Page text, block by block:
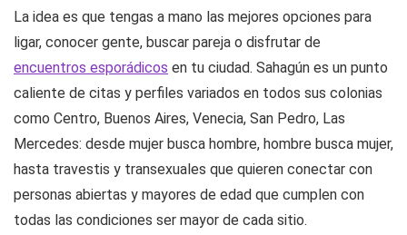
La idea es que tengas a mano las mejores opciones para
ligar, conocer gente, buscar pareja o disfrutar de
encuentros esporádicosen tu ciudad. Sahagún es un punto
caliente de citas y perfiles variados en todos sus colonias
como Centro, Buenos Aires, Venecia, San Pedro, Las
Mercedes: desde mujer busca hombre, hombre busca mujer,